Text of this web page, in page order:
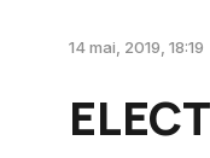
14 mai, 2019, 18:19